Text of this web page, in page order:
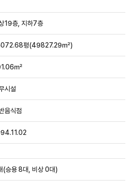
19층, 지하7층
평(49827.29㎡)
㎡
시설
음식점
(승용 8대, 비상 0대)